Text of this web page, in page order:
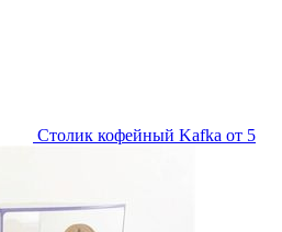
Столик кофейный Kafka от 5